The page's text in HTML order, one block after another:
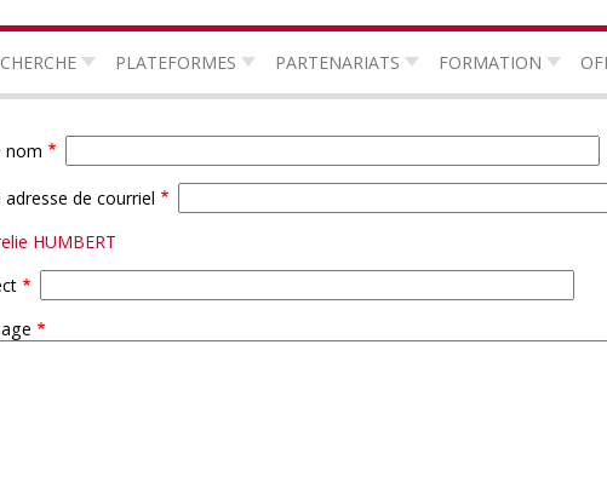
PLATEFORMES PARTENARIATS FORMATION
nom
adresse de courriel
HUMBERT